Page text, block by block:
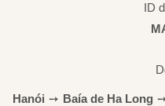
ID
Hanói ➙ Baía de Ha Long